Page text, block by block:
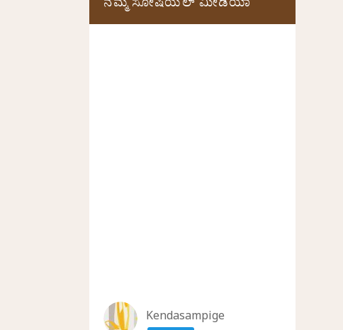
ನಮ್ಮ ಸೋಷಿಯಲ್‌ ಮೀಡಿಯಾ
Kendasampige